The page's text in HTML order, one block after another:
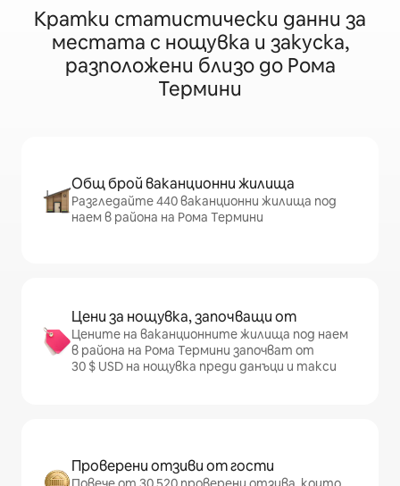
Кратки статистически данни за
местата с нощувка и закуска,
разположени близо до Рома
Термини
Общ брой ваканционни жилища
Разгледайте 440 ваканционни жилища под
наем в района на Рома Термини
Цени за нощувка, започващи от
Цените на ваканционните жилища под наем
в района на Рома Термини започват от
30 $ USD на нощувка преди данъци и такси
Проверени отзиви от гости